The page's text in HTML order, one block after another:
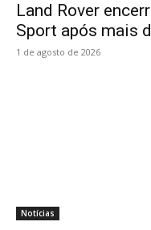
Land Rover
Sport após mais
1 de agosto de 2026
Notícias